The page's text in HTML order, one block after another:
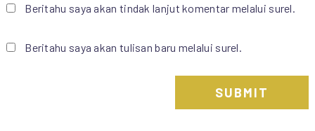
Beritahu saya akan tindak lanjut komentar melalui surel.
Beritahu saya akan tulisan baru melalui surel.